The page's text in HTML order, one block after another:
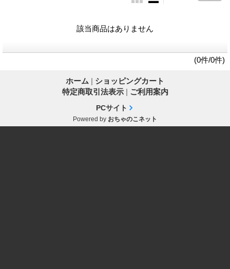
該当商品はありません
(0件/0件)
ホーム | ショッピングカート
特定商取引法表示 | ご利用案内
PCサイト
Powered by おちゃのこネット